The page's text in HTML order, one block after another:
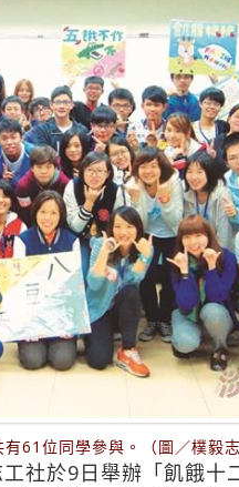
61位同學參與。（圖／樸毅志
社於9日舉辦「飢餓